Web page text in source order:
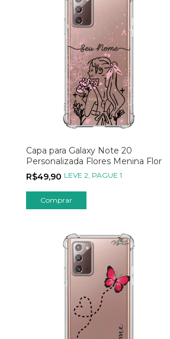
Capa para Galaxy Note 20
Personalizada Flores Menina Flor
R$49,90 LEVE 2, PAGUE 1